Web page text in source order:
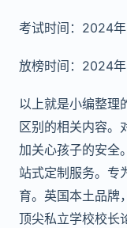
考试时间：2024
放榜时间：2024
以上就是小编整理
区别的相关内容。
加关心孩子的安全
站式定制服务。专
育。英国本土品牌
顶尖私立学校校长